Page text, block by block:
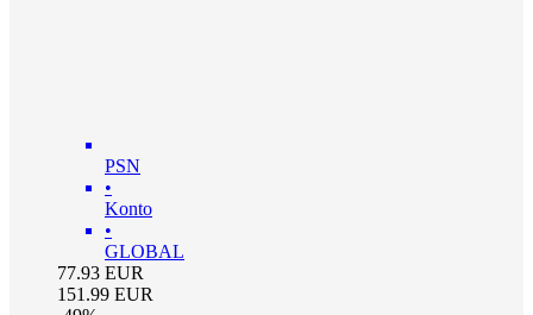
PSN
•
Konto
•
GLOBAL
77.93 EUR
151.99 EUR